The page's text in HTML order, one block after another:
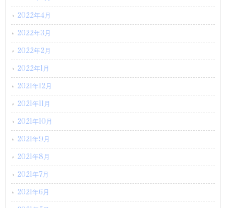
2022年4月
2022年3月
2022年2月
2022年1月
2021年12月
2021年11月
2021年10月
2021年9月
2021年8月
2021年7月
2021年6月